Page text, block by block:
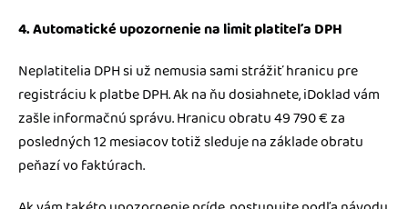
4. Automatické upozornenie na limit platiteľa DPH
Neplatitelia DPH si už nemusia sami strážiť hranicu pre
registráciu k platbe DPH. Ak na ňu dosiahnete, iDoklad vám
zašle informačnú správu. Hranicu obratu 49 790 € za
posledných 12 mesiacov totiž sleduje na základe obratu
peňazí vo faktúrach.